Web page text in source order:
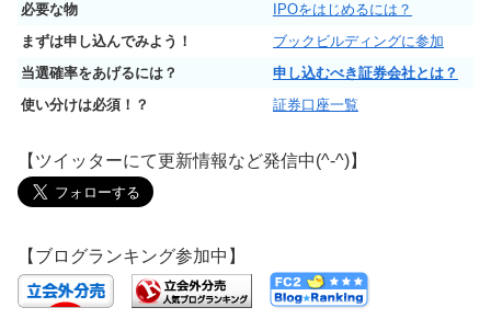
必要な物
IPOをはじめるには？
まずは申し込んでみよう！
ブックビルディングに参加
当選確率をあげるには？
申し込むべき証券会社とは？
使い分けは必須！？
証券口座一覧
【ツイッターにて更新情報など発信中(^-^)】
【ブログランキング参加中】